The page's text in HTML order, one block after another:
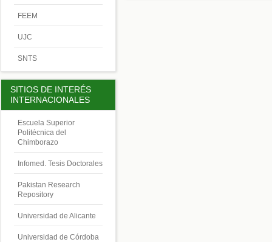
FEEM
UJC
SNTS
SITIOS DE INTERÉS
INTERNACIONALES
Escuela Superior
Politécnica del
Chimborazo
Infomed. Tesis Doctorales
Pakistan Research
Repository
Universidad de Alicante
Universidad de Córdoba